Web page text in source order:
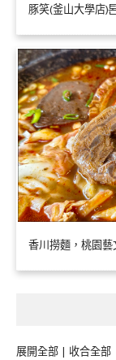
豚笑(釜山大學店)
香川撈麵，桃園藝
展開全部 | 收合全部